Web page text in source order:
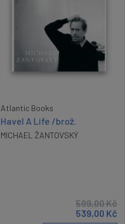
Atlantic Books
Havel A Life /brož.
MICHAEL ŽANTOVSKÝ
599,00Kč
539,00 Kč